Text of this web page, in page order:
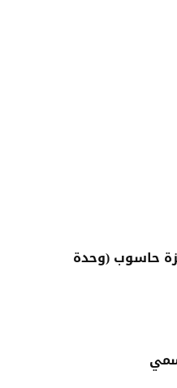
رقم ( 2 ) لسنة 2023م لتوريد أجهزة حاسوب (وحدة